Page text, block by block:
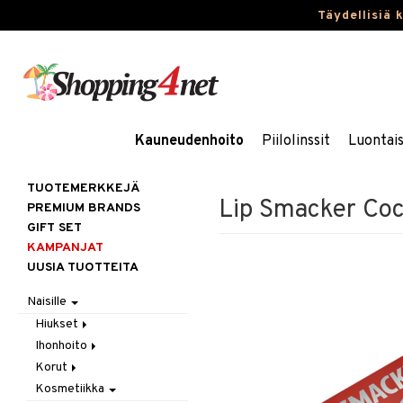
Täydellisiä
Kauneudenhoito Piilolinssit
Lip Smacker
TUOTEMERKKEJÄ
PREMIUM BRANDS
GIFT SET
KAMPANJAT
UUSIA TUOTTEITA
Naisille
Hiukset
Gift Set
Harjat / Kammat
Hiuskuurit
Ihonhoito
Aurinkotuotteet
Erikoistuotteet
Korut
Kaulakorut
Kosmetiikka